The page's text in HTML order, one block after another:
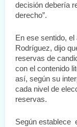
decisión debería
derecho”.
En ese sentido,
Rodríguez, dijo
reservas de
con el contenido
así, según su
cada nivel de
reservas.
Según establece